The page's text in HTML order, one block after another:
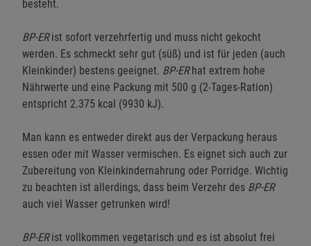
besteht.
BP-ERist sofort verzehrfertig und muss nicht gekocht
werden. Es schmeckt sehr gut (süß) und ist für jeden (auch
Kleinkinder) bestens geeignet. BP-ERhat extrem hohe
Nährwerte und eine Packung mit 500 g (2-Tages-Ration)
entspricht 2.375 kcal (9930 kJ).
Man kann es entweder direkt aus der Verpackung heraus
essen oder mit Wasser vermischen. Es eignet sich auch zur
Zubereitung von Kleinkindernahrung oder Porridge. Wichtig
zu beachten ist allerdings, dass beim Verzehr des BP-ER
auch viel Wasser getrunken wird!
BP-ERist vollkommen vegetarisch und es ist absolut frei